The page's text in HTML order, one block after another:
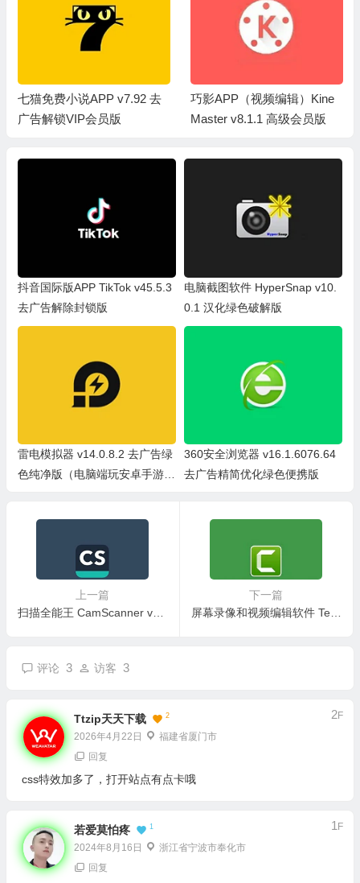
七猫免费小说APP v7.92 去
广告解锁VIP会员版
巧影APP（视频编辑）Kine
Master v8.1.1 高级会员版
抖音国际版APP TikTok v45.5.3
去广告解除封锁版
电脑截图软件 HyperSnap v10.
0.1 汉化绿色破解版
雷电模拟器 v14.0.8.2 去广告绿
色纯净版（电脑端玩安卓手游必
360安全浏览器 v16.1.6076.64
去广告精简优化绿色便携版
上一篇
扫描全能王 CamScanner v7.16.0.2604150000 高级特权版 OCR 解锁会员无水印
下一篇
屏幕录像和视频编辑软件 TechSmith Camtasia 2026（v26.1.1.16676）直装版
评论 3 访客 3
Ttzip天天下载 2
2026年4月22日 福建省厦门市
2F
回复
css特效加多了，打开站点有点卡哦
若爱莫怕疼 1
2024年8月16日 浙江省宁波市奉化市
1F
回复